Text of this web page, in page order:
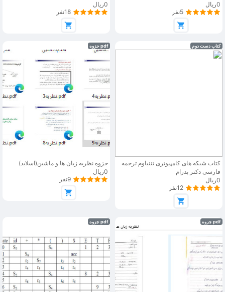
0ریال
5نفر
0ریال
18نفر
کتاب دست دوم
کتاب شبکه های کامپیوتری تننباوم ترجمه
فارسی دکتر پدرام
0ریال
12نفر
pdf جزوه
جزوه نظریه زبان ها و ماشین(اسلاید)
0ریال
9نفر
pdf جزوه pdf جزوه